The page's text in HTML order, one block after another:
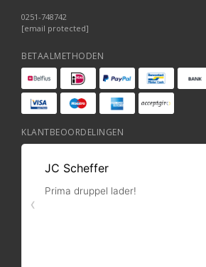
0251-748742
[email protected]
BETAALMETHODEN
KLANTBEOORDELINGEN